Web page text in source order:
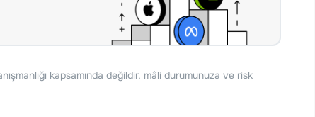
kapsamında değildir, mâli durumunuza ve risk